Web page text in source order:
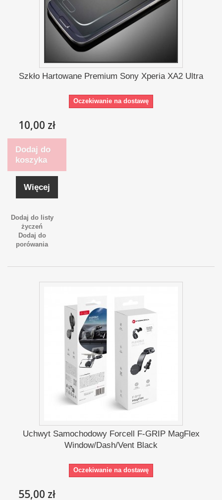
Szkło Hartowane Premium Sony Xperia XA2 Ultra
Oczekiwanie na dostawę
10,00 zł
Dodaj do
koszyka
Więcej
Dodaj do listy
życzeń
Dodaj do
porówania
Uchwyt Samochodowy Forcell F-GRIP MagFlex
Window/Dash/Vent Black
Oczekiwanie na dostawę
55,00 zł